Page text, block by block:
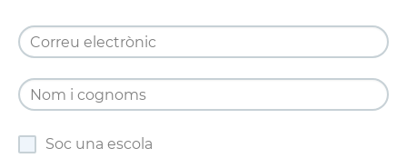
Soc una escola